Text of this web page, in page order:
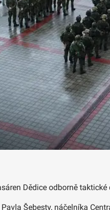
Dědice odborně
Šebesty, náčelníka